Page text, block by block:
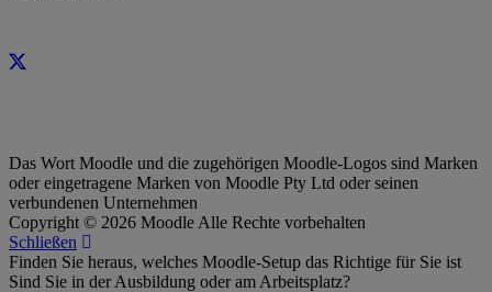
Das Wort Moodle und die zugehörigen Moodle-Logos sind Marken
oder eingetragene Marken von Moodle Pty Ltd oder seinen
verbundenen Unternehmen
Copyright © 2026 Moodle Alle Rechte vorbehalten
Schließen
Finden Sie heraus, welches Moodle-Setup das Richtige für Sie ist
Sind Sie in der Ausbildung oder am Arbeitsplatz?